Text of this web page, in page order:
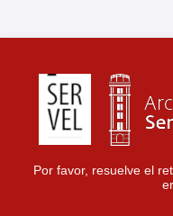
Por favor, resuelve el